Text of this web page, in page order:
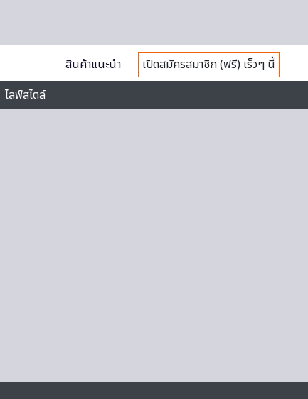
สินค้าแนะนำ
เปิดสมัครสมาชิก (ฟรี) เร็วๆ นี้
ไลฟ์สไตล์